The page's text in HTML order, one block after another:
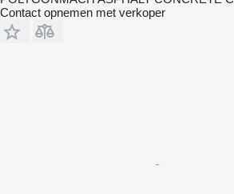
Contact opnemen met verkoper